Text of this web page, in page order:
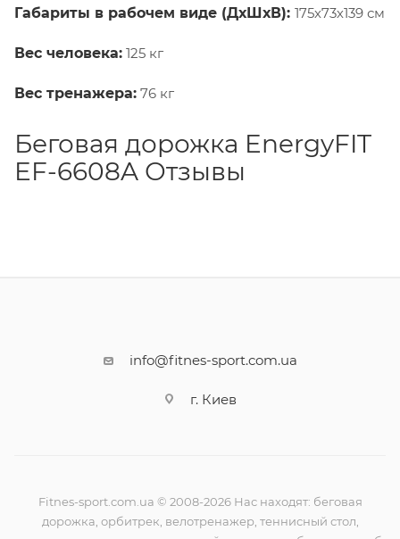
Габариты в рабочем виде (ДхШхВ): 175х73х139 см
Вес человека: 125 кг
Вес тренажера: 76 кг
Беговая дорожка EnergyFIT
EF-6608A Отзывы
info@fitnes-sport.com.ua
г. Киев
Fitnes-sport.com.ua © 2008-2026 Нас находят: беговая
дорожка, орбитрек, велотренажер, теннисный стол,